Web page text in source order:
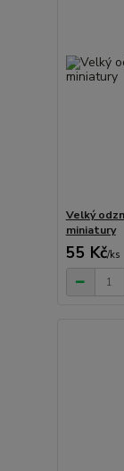
Velký
miniatury
55 Kč/ks